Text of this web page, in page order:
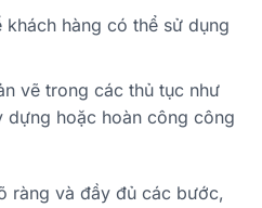
hàng có thể sử dụng
vẽ trong các thủ tục như
dựng hoặc hoàn công công
ràng và đầy đủ các bước,